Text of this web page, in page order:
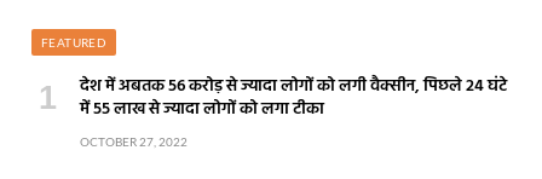
FEATURED
देश में अबतक 56 करोड़ से ज्यादा लोगों को लगी वैक्सीन, पिछले 24 घंटे
में 55 लाख से ज्यादा लोगों को लगा टीका
OCTOBER 27, 2022